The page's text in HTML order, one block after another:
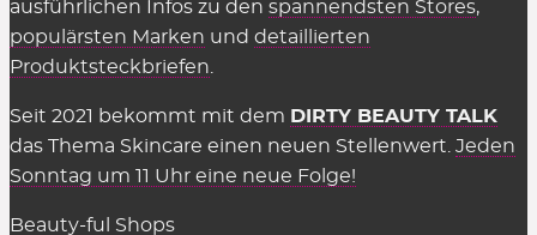
Diese Kosten sind Teil des üblichen Marketing-
Budgets und werden nicht auf den Preis
aufgeschlagen (Stichwort: Affiliate-Marketing).
Gelten Rabattcodes für alles in den
Beauty Shops?
Fast.Gutscheinkarten, Bücher, Magazine sowie
ausführlichen Infos zu den spannendsten Stores,
populärsten Marken und detaillierten
Produktsteckbriefen.
Seit 2021 bekommt mit dem DIRTY BEAUTY TALK
das Thema Skincare einen neuen Stellenwert. Jeden
Sonntag um 11 Uhr eine neue Folge!
Beauty-ful Shops